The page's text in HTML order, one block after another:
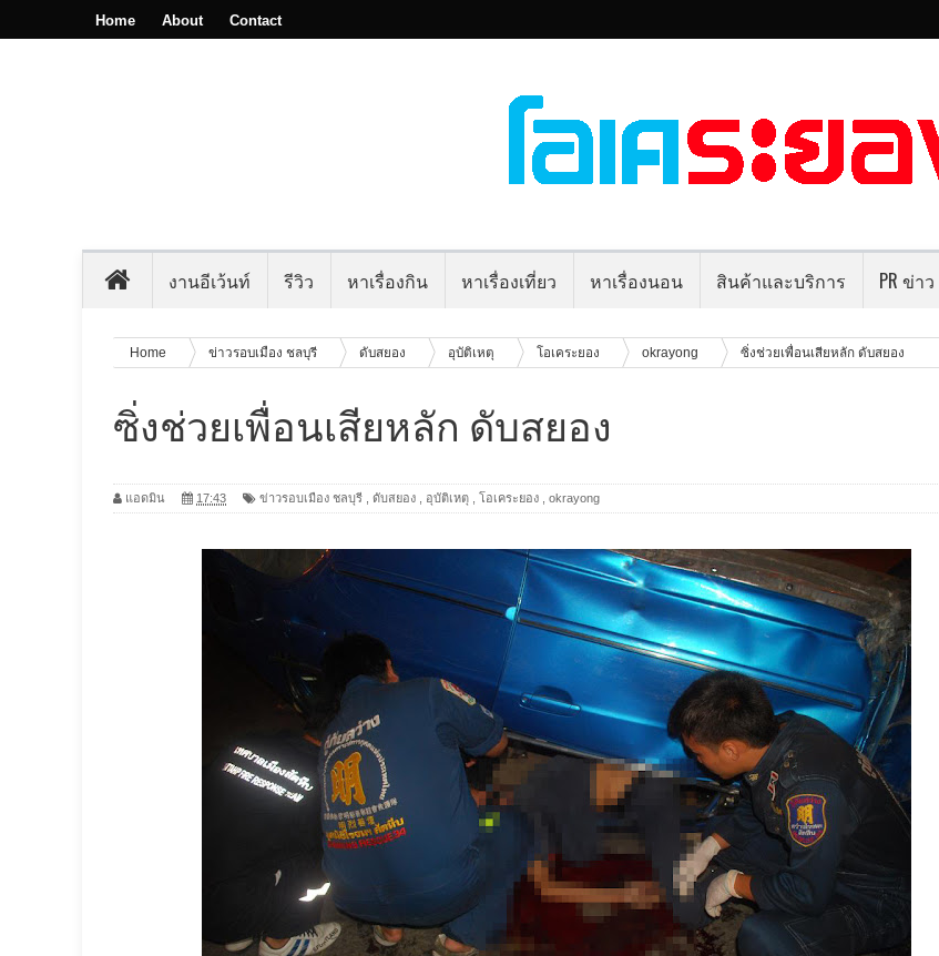
Home About Contact
งานอีเว้นท์ รีวิว หาเรื่องกิน หาเรื่องเที่ยว หาเรื่องนอน สินค้าและบริการ PR ข่าว
Home ข่าวรอบเมือง ชลบุรี ดับสยอง อุบัติเหตุ โอเคระยอง okrayong ซิ่งช่วยเพื่อนเสียหลัก ดับสยอง
ซิ่งช่วยเพื่อนเสียหลัก ดับสยอง
แอดมิน 17:43 ข่าวรอบเมือง ชลบุรี ดับสยอง อุบัติเหตุ โอเคระยอง okrayong